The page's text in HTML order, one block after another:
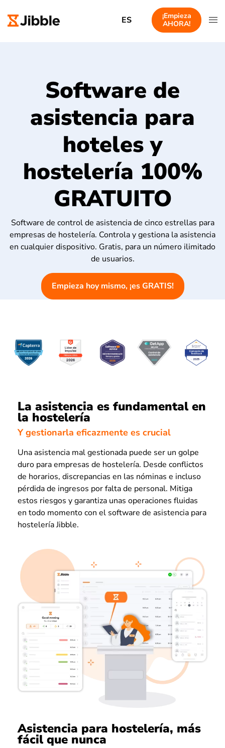
ES
¡Empieza
AHORA!
Software de
asistencia para
hoteles y
hostelería 100%
GRATUITO
Software de control de asistencia de cinco estrellas para
empresas de hostelería. Controla y gestiona la asistencia
en cualquier dispositivo. Gratis, para un número ilimitado
de usuarios.
Empieza hoy mismo, ¡es GRATIS!
La asistencia es fundamental en
la hostelería
Y gestionarla eficazmente es crucial
Una asistencia mal gestionada puede ser un golpe
duro para empresas de hostelería. Desde conflictos
de horarios, discrepancias en las nóminas e incluso
pérdida de ingresos por falta de personal. Mitiga
estos riesgos y garantiza unas operaciones fluidas
en todo momento con el software de asistencia para
hostelería Jibble.
Asistencia para hostelería, más
fácil que nunca